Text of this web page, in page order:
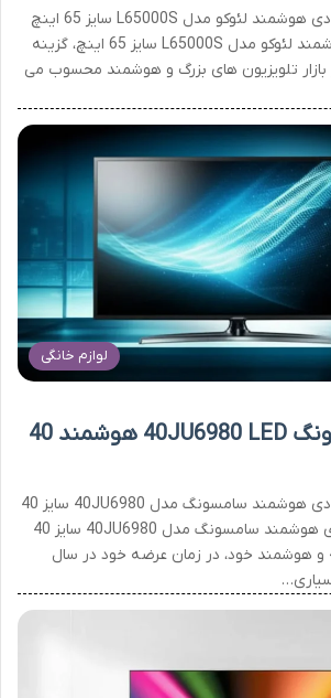
بررسی تلویزیون ال ای دی هوشمند لئوکو مدل L65000S سایز 65 اینچ
تلویزیون ال ای دی هوشمند لئوکو مدل L65000S سایز 65 اینچ، گزینه
تلویزیون های بزرگ و هوشمند محسوب می
لوازم خانگی
تلویزیون سامسونگ 40JU6980 LED هوشمند 40
بررسی تلویزیون ال ای دی هوشمند سامسونگ مدل 40JU6980 سایز 40
اینچ تلویزیون ال ای دی هوشمند سامسونگ مدل 40JU6980 سایز 40
اینچ، با قابلیت های 4K و هوشمند خود، در زمان عرضه خود در سال